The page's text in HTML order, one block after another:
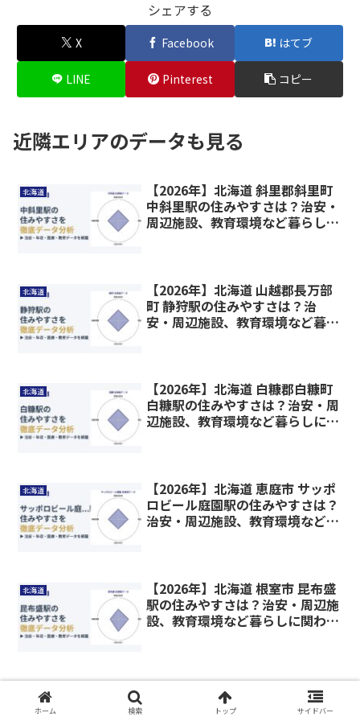
シェアする
X Facebook はてブ
LINE Pinterest コピー
近隣エリアのデータも見る
北海道
【2026年】北海道 斜里郡斜里町
中斜里駅の住みやすさは？治安・
周辺施設、教育環境など暮らしに
北海道
【2026年】北海道 山越郡長万部
町 静狩駅の住みやすさは？治
安・周辺施設、教育環境など暮ら
北海道
【2026年】北海道 白糠郡白糠町
白糠駅の住みやすさは？治安・周
辺施設、教育環境など暮らしに関
北海道
【2026年】北海道 恵庭市 サッポ
ロビール庭園駅の住みやすさは？
治安・周辺施設、教育環境など暮
北海道
【2026年】北海道 根室市 昆布盛
駅の住みやすさは？治安・周辺施
設、教育環境など暮らしに関わる
北海道
【2026年】北海道 増毛郡増毛町
箸別駅の住みやすさは？治安・周
ホーム 検索 トップ サイドバー